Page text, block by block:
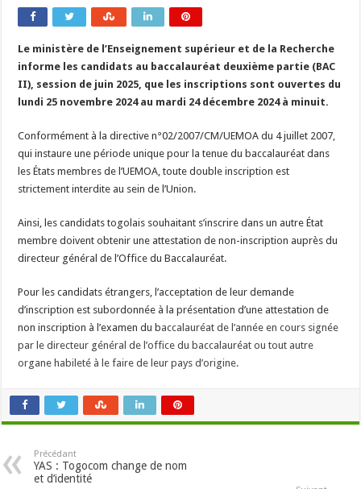
Le ministère de l’Enseignement supérieur et de la Recherche
informe les candidats au baccalauréat deuxième partie (BAC
II), session de juin 2025, que les inscriptions sont ouvertes du
lundi 25 novembre 2024 au mardi 24 décembre 2024 à minuit.
Conformément à la directive n°02/2007/CM/UEMOA du 4 juillet 2007,
qui instaure une période unique pour la tenue du baccalauréat dans
les États membres de l’UEMOA, toute double inscription est
strictement interdite au sein de l’Union.
Ainsi, les candidats togolais souhaitant s’inscrire dans un autre État
membre doivent obtenir une attestation de non-inscription auprès du
directeur général de l’Office du Baccalauréat.
Pour les candidats étrangers, l’acceptation de leur demande
d’inscription est subordonnée à la présentation d’une attestation de
non inscription à l’examen du baccalauréat de l’année en cours signée
par le directeur général de l’office du baccalauréat ou tout autre
organe habileté à le faire de leur pays d’origine.
Précédant
YAS : Togocom change de nom
et d’identité